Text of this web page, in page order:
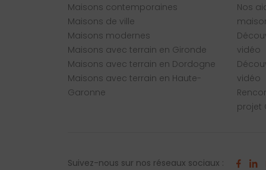
Maisons contemporaines
Maisons de ville
Maisons modernes
Maisons avec terrain en Gironde
Maisons avec terrain en Dordogne
Maisons avec terrain en Haute-
Garonne
Nos
vidéo
vidéo
projet
Suivez-nous sur nos réseaux sociaux :